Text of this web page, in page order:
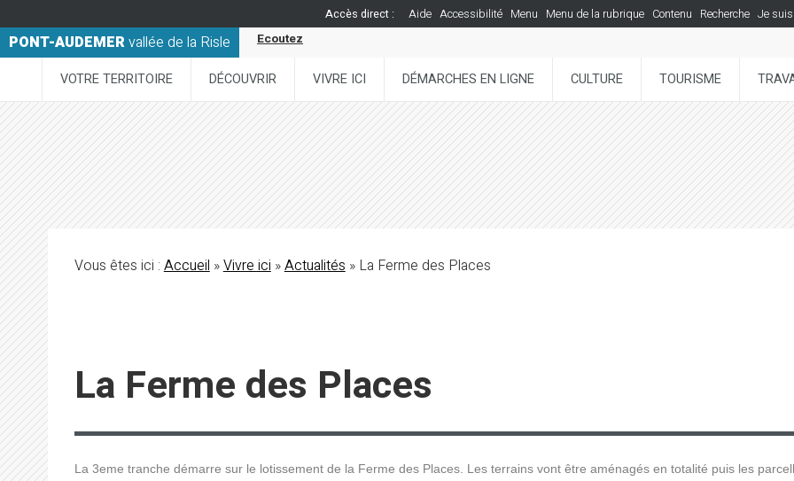
Accès direct : Aide Accessibilité Menu Menu de la rubrique Contenu Recherche Je suis
PONT-AUDEMERvallée de la Risle Ecoutez
VOTRE TERRITOIRE DÉCOUVRIR VIVRE ICI DÉMARCHES EN LIGNE CULTURE TOURISME
Vous êtes ici :Accueil»Vivre ici»Actualités» La Ferme des Places
La Ferme des Places
La 3eme tranche démarre sur le lotissement de la Ferme des Places. Les terrains vont être aménagés en totalité puis les